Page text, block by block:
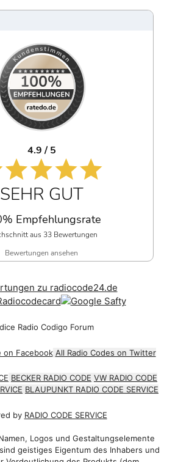
4.9 / 5
SEHR GUT
Empfehlungsrate
aus 33 Bewertungen
Bewertungen ansehen
Radio Codigo Forum
on Facebook All Radio Codes on Twitter
BECKER RADIO CODE VW RADIO CODE
BLAUPUNKT RADIO CODE SERVICE
by RADIO CODE SERVICE
Logos und Gestaltungselemente
geistiges Eigentum des Inhabers und